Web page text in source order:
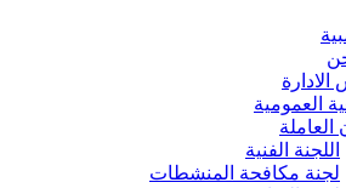
العمومية
العاملة
اللجنة الفنية
لجنة مكافحة المنشطات